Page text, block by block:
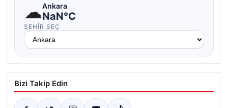
☁Ankara
NaN°C
ŞEHIR SEÇ
Bizi Takip Edin